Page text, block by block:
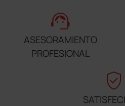
support_agent
ASESORAMIENTO
PROFESIONAL
verified_user